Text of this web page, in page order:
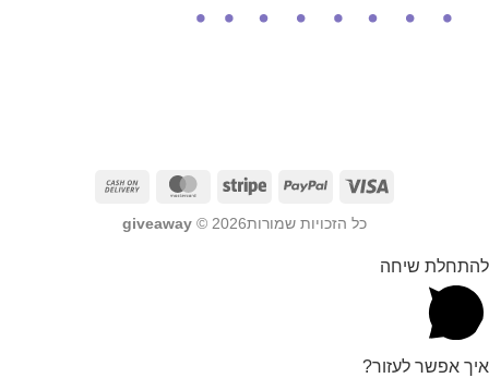
כל הזכויות שמורות2026 © giveaway
להתחלת שיחה
איך אפשר לעזור?